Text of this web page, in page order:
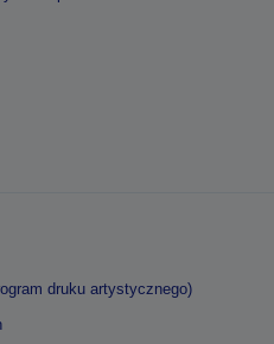
druku artystycznego)